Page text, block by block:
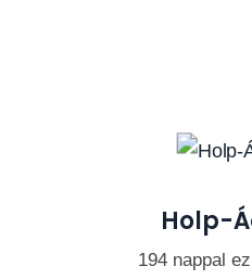
Holp-
194 nappal